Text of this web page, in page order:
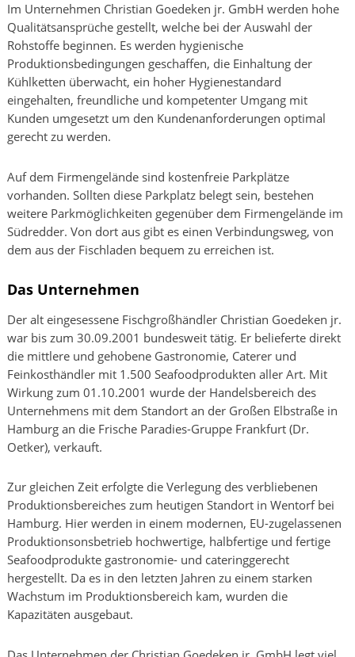
Im Unternehmen Christian Goedeken jr. GmbH werden hohe
Qualitätsansprüche gestellt, welche bei der Auswahl der
Rohstoffe beginnen. Es werden hygienische
Produktionsbedingungen geschaffen, die Einhaltung der
Kühlketten überwacht, ein hoher Hygienestandard
eingehalten, freundliche und kompetenter Umgang mit
Kunden umgesetzt um den Kundenanforderungen optimal
gerecht zu werden.
Auf dem Firmengelände sind kostenfreie Parkplätze
vorhanden. Sollten diese Parkplatz belegt sein, bestehen
weitere Parkmöglichkeiten gegenüber dem Firmengelände im
Südredder. Von dort aus gibt es einen Verbindungsweg, von
dem aus der Fischladen bequem zu erreichen ist.
Das Unternehmen
Der alt eingesessene Fischgroßhändler Christian Goedeken jr.
war bis zum 30.09.2001 bundesweit tätig. Er belieferte direkt
die mittlere und gehobene Gastronomie, Caterer und
Feinkosthändler mit 1.500 Seafoodprodukten aller Art. Mit
Wirkung zum 01.10.2001 wurde der Handelsbereich des
Unternehmens mit dem Standort an der Großen Elbstraße in
Hamburg an die Frische Paradies-Gruppe Frankfurt (Dr.
Oetker), verkauft.
Zur gleichen Zeit erfolgte die Verlegung des verbliebenen
Produktionsbereiches zum heutigen Standort in Wentorf bei
Hamburg. Hier werden in einem modernen, EU-zugelassenen
Produktionsonsbetrieb hochwertige, halbfertige und fertige
Seafoodprodukte gastronomie- und cateringgerecht
hergestellt. Da es in den letzten Jahren zu einem starken
Wachstum im Produktionsbereich kam, wurden die
Kapazitäten ausgebaut.